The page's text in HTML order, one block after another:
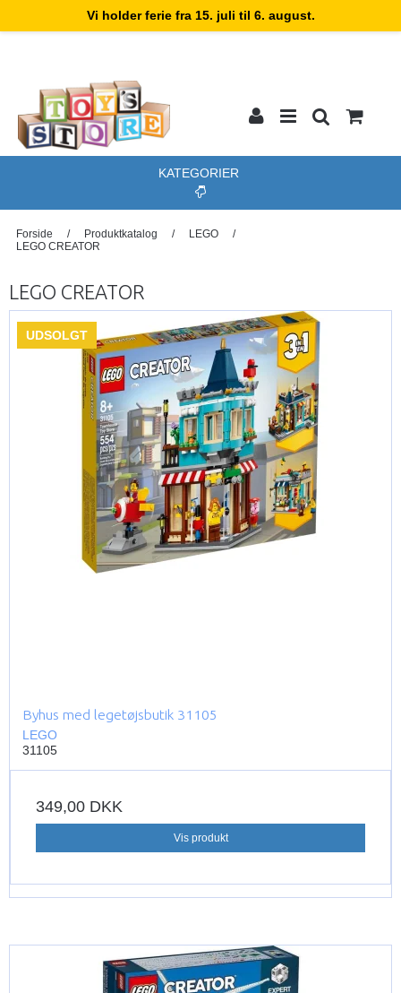
Vi holder ferie fra 15. juli til 6. august.
KATEGORIER
Forside / Produktkatalog / LEGO
/
LEGO CREATOR
LEGO CREATOR
UDSOLGT
Byhus med legetøjsbutik 31105
LEGO
31105
349,00 DKK
Vis produkt